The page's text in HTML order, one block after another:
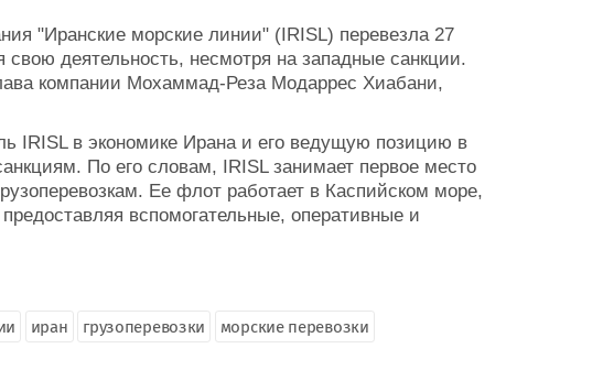
"Иранские морские линии" (IRISL) перевезла 27
свою деятельность, несмотря на западные санкции.
компании Мохаммад-Реза Модаррес Хиабани,
IRISL в экономике Ирана и его ведущую позицию в
По его словам, IRISL занимает первое место
Ее флот работает в Каспийском море,
вспомогательные, оперативные и
иран грузоперевозки
морские перевозки